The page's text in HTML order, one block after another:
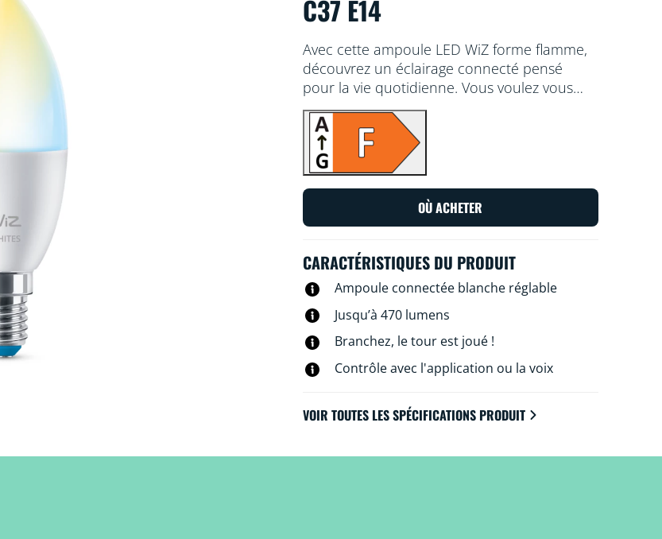
C37 E14
Avec cette ampoule LED WiZ forme flamme,
découvrez un éclairage connecté pensé
pour la vie quotidienne. Vous voulez vous
détendre ou au contraire vous concentrer
sur quelque chose ? Choisissez une lumière
blanche plus ou moins chaude. Vous pouvez
créer des programmes d'allumage et
ou selon un jour précis, et commander le
système via votre smartphone ou à la voix.
Pas besoin de matériel spécial : les lampes
WiZ se connectent directement au Wi-Fi.
OÙ ACHETER
CARACTÉRISTIQUES DU PRODUIT
Ampoule connectée blanche réglable
Jusqu’à 470 lumens
Branchez, le tour est joué !
Contrôle avec l'application ou la voix
VOIR TOUTES LES SPÉCIFICATIONS PRODUIT